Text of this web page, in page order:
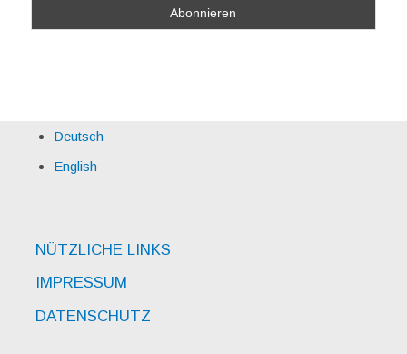
Deutsch
English
NÜTZLICHE LINKS
IMPRESSUM
DATENSCHUTZ